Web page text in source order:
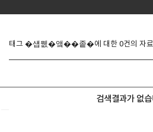
Twitter 로그인
태그 �섑뭾�앸��좉�에 대한 0건의 자료
검색결과가 없